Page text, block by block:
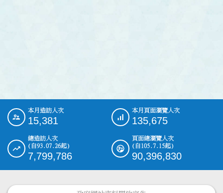
::: 本月造訪人次
15,381
本月頁面瀏覽人次
135,675
總造訪人次
(自93.07.26起)
7,799,786
頁面總瀏覽人次
(自105.7.15起)
90,396,830